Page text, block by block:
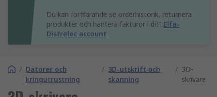
Du kan fortfarande se orderhistorik, returnera
produkter och hantera fakturor i ditt Elfa-
Distrelec account
/ Datorer och
kringutrustning
/ 3D-utskrift och
skanning
/ 3D-
skrivare